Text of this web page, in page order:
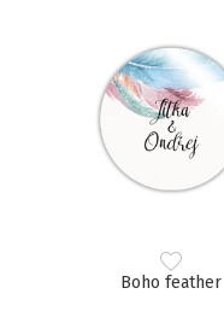
Boho feather